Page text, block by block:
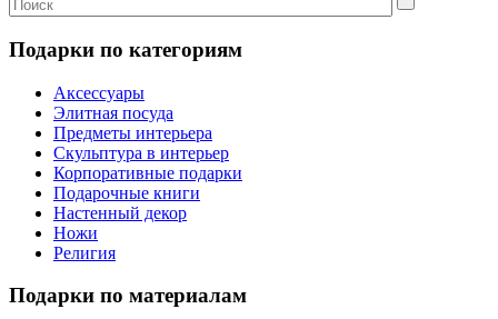
Подарки по категориям
Аксессуары
Элитная посуда
Предметы интерьера
Скульптура в интерьер
Корпоративные подарки
Подарочные книги
Настенный декор
Ножи
Религия
Подарки по материалам